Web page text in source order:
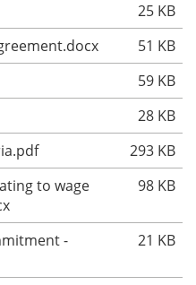
25 KB
51 KB
59 KB
28 KB
293 KB
to wage
98 KB
-
21 KB